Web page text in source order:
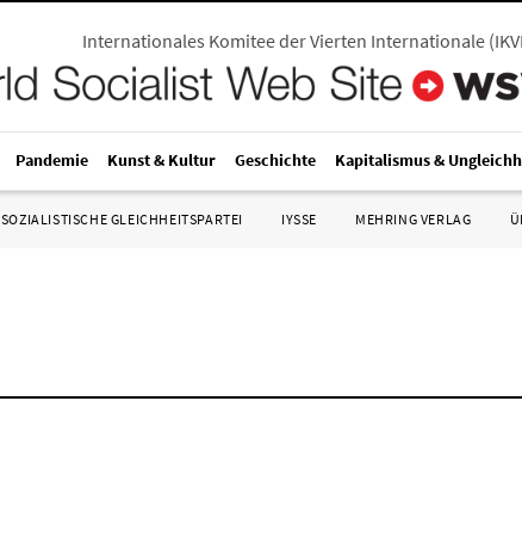
Internationales Komitee der Vierten Internationale (IKVI
Pandemie Kunst & Kultur Geschichte Kapitalismus &
SOZIALISTISCHE GLEICHHEITSPARTEI IYSSE MEHRING VERLAG